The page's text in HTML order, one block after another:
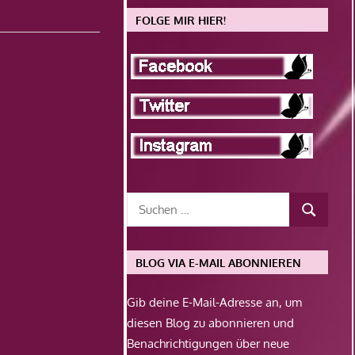
FOLGE MIR HIER!
BLOG VIA E-MAIL ABONNIEREN
Gib deine E-Mail-Adresse an, um
diesen Blog zu abonnieren und
Benachrichtigungen über neue